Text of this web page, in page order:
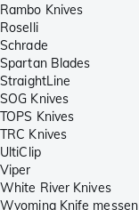
Rambo Knives
Roselli
Schrade
Spartan Blades
StraightLine
SOG Knives
TOPS Knives
TRC Knives
UltiClip
Viper
White River Knives
Wyoming Knife messen